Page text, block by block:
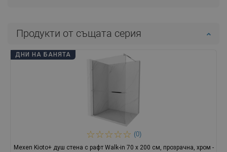
Продукти от същата серия
ДНИ НА БАНЯТА
(0)
Mexen Kioto+ душ стена с рафт Walk-in 70 x 200 см, прозрачна, хром -